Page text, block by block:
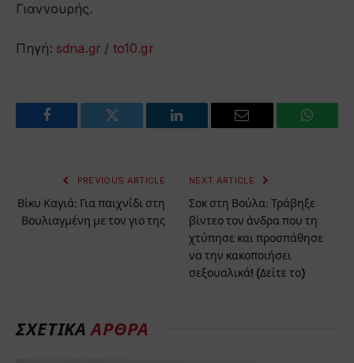
Γιαννουρής.
Πηγή: sdna.gr / to10.gr
Facebook Twitter LinkedIn Email
PREVIOUS ARTICLE
Βίκυ Καγιά: Για παιχνίδι στη
Βουλιαγμένη με τον γιο της
NEXT ARTICLE
Σοκ στη Βούλα: Τράβηξε
βίντεο τον άνδρα που τη
χτύπησε και προσπάθησε
να την κακοποιήσει
σεξουαλικά! (Δείτε το)
ΣΧΕΤΙΚΑΑΡΘΡΑ